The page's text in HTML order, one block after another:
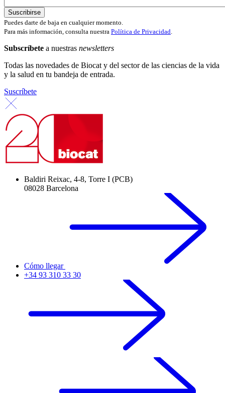
Puedes darte de baja en cualquier momento.
Para más información, consulta nuestra Política de Privacidad.
Subscríbete a nuestras newsletters
Todas las novedades de Biocat y del sector de las ciencias de la vida
y la salud en tu bandeja de entrada.
Suscríbete
Baldiri Reixac, 4-8, Torre I (PCB)
08028 Barcelona
Cómo llegar
+34 93 310 33 30